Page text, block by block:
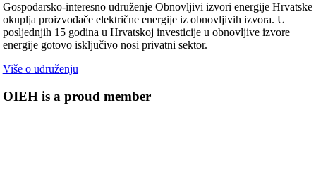
Gospodarsko-interesno udruženje Obnovljivi izvori energije Hrvatske
okuplja proizvođače električne energije iz obnovljivih izvora. U
posljednjih 15 godina u Hrvatskoj investicije u obnovljive izvore
energije gotovo isključivo nosi privatni sektor.
Više o udruženju
OIEH is a proud member